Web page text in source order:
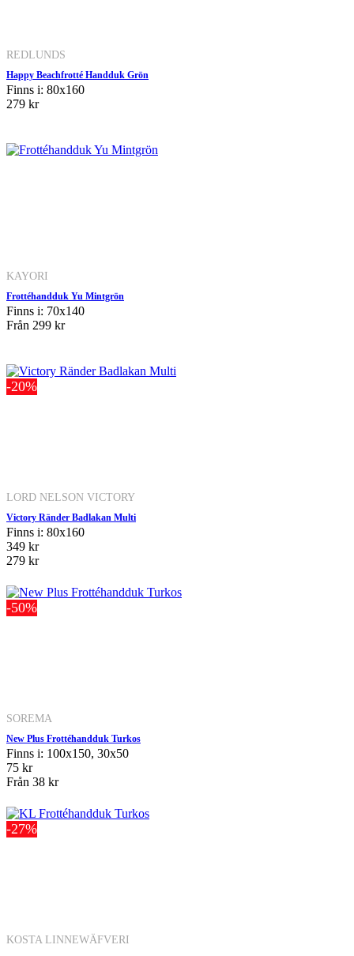
REDLUNDS
Happy Beachfrotté Handduk Grön
Finns i: 80x160
279 kr
KAYORI
Frottéhandduk Yu Mintgrön
Finns i: 70x140
Från 299 kr
-20%
LORD NELSON VICTORY
Victory Ränder Badlakan Multi
Finns i: 80x160
349 kr
279 kr
-50%
SOREMA
New Plus Frottéhandduk Turkos
Finns i: 100x150, 30x50
75 kr
Från 38 kr
-27%
KOSTA LINNEWÄFVERI